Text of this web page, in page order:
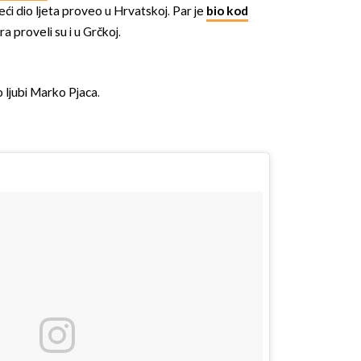
dio ljeta proveo u Hrvatskoj. Par je bio kod
proveli su i u Grčkoj.
Marko Pjaca.